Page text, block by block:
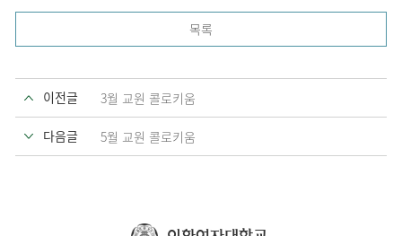
목록
이전글 3월 교원 콜로키움
다음글 5월 교원 콜로키움